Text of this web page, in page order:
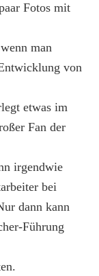
Fotos mit
man
von
etwas im
Fan der
irgendwie
bei
dann kann
Führung